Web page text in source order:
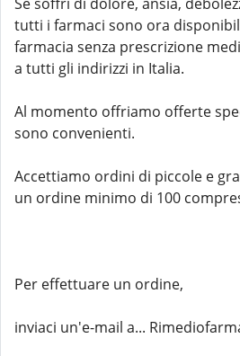
tutti i farmaci sono ora
farmacia senza prescrizione
a tutti gli indirizzi in Italia.
Al momento offriamo offerte
sono convenienti.
Accettiamo ordini di piccole e
un ordine minimo di 100
Per effettuare un ordine,
inviaci un'e-mail a...